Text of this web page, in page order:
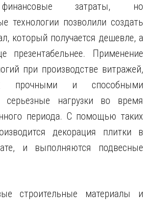
затраты, но
технологии позволили создать
который получается дешевле, а
презентабельнее. Применение
при производстве витражей,
прочными и способными
серьезные нагрузки во время
периода. С помощью таких
декорация плитки в
и выполняются подвесные
строительные материалы и